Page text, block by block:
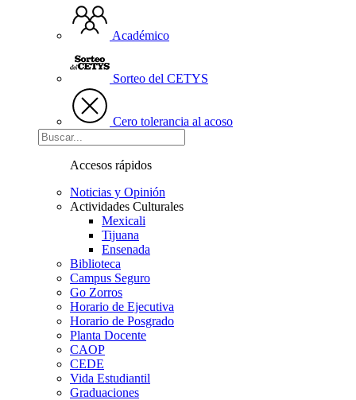
Académico
Sorteo del CETYS
Cero tolerancia al acoso
Accesos rápidos
Noticias y Opinión
Actividades Culturales
Mexicali
Tijuana
Ensenada
Biblioteca
Campus Seguro
Go Zorros
Horario de Ejecutiva
Horario de Posgrado
Planta Docente
CAOP
CEDE
Vida Estudiantil
Graduaciones